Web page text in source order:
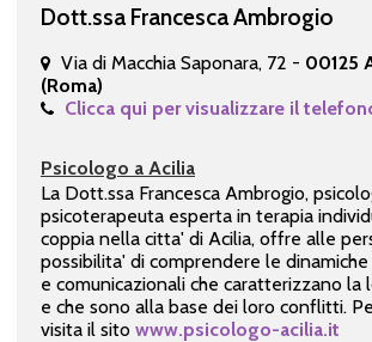
Dott.ssa Francesca Ambrogio
Via di Macchia Saponara, 72 - 00125
(Roma)
Clicca qui per visualizzare il
Psicologo a Acilia
La Dott.ssa Francesca Ambrogio,
psicoterapeuta esperta in terapia
coppia nella citta' di Acilia, offre alle
possibilita' di comprendere le
e comunicazionali che caratterizzano la
e che sono alla base dei loro conflitti.
visita il sito www.psicologo-acilia.it